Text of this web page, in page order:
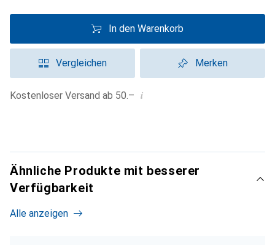
In den Warenkorb
Vergleichen Merken
Kostenloser Versand ab 50.– i
Ähnliche Produkte mit besserer
Verfügbarkeit
Alle anzeigen